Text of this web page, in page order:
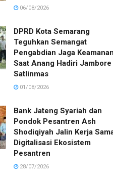
06/08/2026
DPRD Kota Semarang
Teguhkan Semangat
Pengabdian Jaga
Saat Anang Hadiri Jambore
Satlinmas
01/08/2026
Bank Jateng Syariah dan
Pondok Pesantren Ash
Shodiqiyah Jalin Kerja
Digitalisasi Ekosistem
Pesantren
28/07/2026